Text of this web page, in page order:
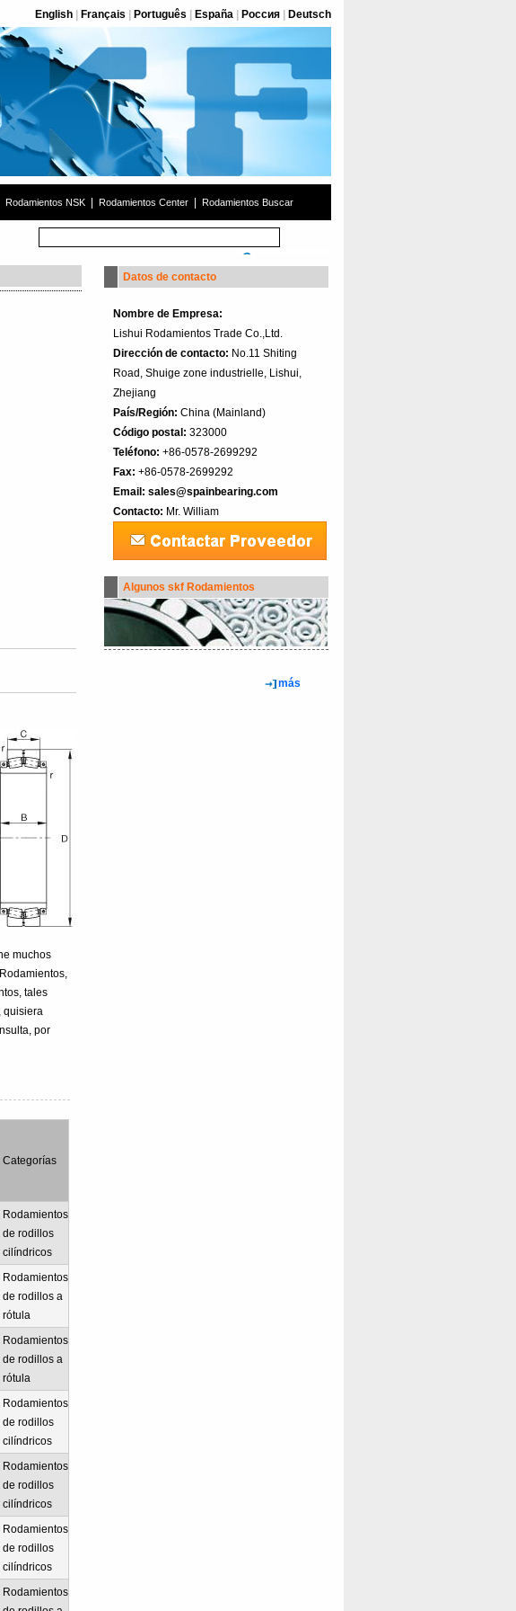
English Français Português España Россия Deutsch
Rodamientos NSK Rodamientos Center Rodamientos Buscar
muchos
tales
quisiera
por
Categorías
Rodamientos
de rodillos
cilíndricos
Rodamientos
de rodillos a
rótula
Rodamientos
de rodillos a
rótula
Rodamientos
de rodillos
cilíndricos
Rodamientos
de rodillos
cilíndricos
Rodamientos
de rodillos
cilíndricos
Rodamientos
Datos de contacto
Nombre de Empresa:
Lishui Rodamientos Trade Co.,Ltd.
Dirección de contacto: No.11 Shiting
Road, Shuige zone industrielle, Lishui,
Zhejiang
País/Región: China (Mainland)‎
Código postal: 323000
Teléfono: +86-0578-2699292
Fax: +86-0578-2699292
Email: sales@spainbearing.com
Contacto: Mr. William
Algunos skf Rodamientos
más